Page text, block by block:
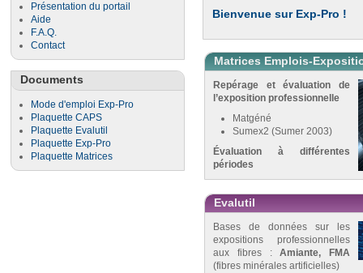
Présentation du portail
Aide
F.A.Q.
Contact
Documents
Mode d'emploi Exp-Pro
Plaquette CAPS
Plaquette Evalutil
Plaquette Exp-Pro
Plaquette Matrices
Bienvenue sur Exp-Pro !
Matrices Emplois-
Repérage et évaluation de
l’exposition professionnelle
Matgéné
Sumex2 (Sumer 2003)
Évaluation à différentes
périodes
Evalutil
Bases de données sur les
expositions professionnelles
aux fibres :Amiante, FMA
(fibres minérales artificielles)